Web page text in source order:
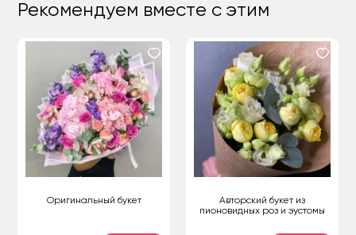
Рекомендуем вместе с этим
Оригинальный букет
Авторский букет из
пионовидных роз и эустомы